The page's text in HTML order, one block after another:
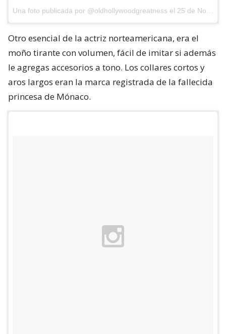
Una foto publicada por @oldhollywoodgreatness el 25 de Nov de 2015 a la(s) 12:26 PST
Otro esencial de la actriz norteamericana, era el
moño tirante con volumen, fácil de imitar si además
le agregas accesorios a tono. Los collares cortos y
aros largos eran la marca registrada de la fallecida
princesa de Mónaco.